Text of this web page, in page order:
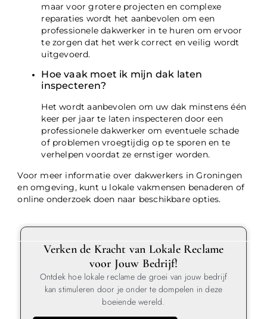
maar voor grotere projecten en complexe
reparaties wordt het aanbevolen om een
professionele dakwerker in te huren om ervoor
te zorgen dat het werk correct en veilig wordt
uitgevoerd.
Hoe vaak moet ik mijn dak laten
inspecteren?
Het wordt aanbevolen om uw dak minstens één
keer per jaar te laten inspecteren door een
professionele dakwerker om eventuele schade
of problemen vroegtijdig op te sporen en te
verhelpen voordat ze ernstiger worden.
Voor meer informatie over dakwerkers in Groningen
en omgeving, kunt u lokale vakmensen benaderen of
online onderzoek doen naar beschikbare opties.
Verken de Kracht van Lokale Reclame
voor Jouw Bedrijf!
Ontdek hoe lokale reclame de groei van jouw bedrijf
kan stimuleren door je onder te dompelen in deze
boeiende wereld.